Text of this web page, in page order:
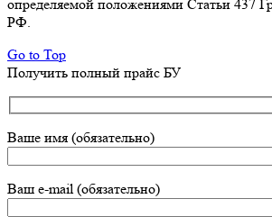
определяемой положениями Статьи 437
РФ.
Go to Top
Получить полный прайс БУ
Ваше имя (обязательно)
Ваш e-mail (обязательно)